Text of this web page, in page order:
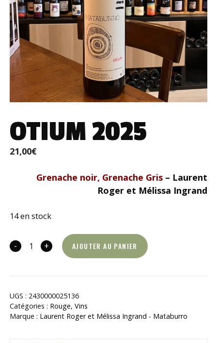
OTIUM 2025
21,00€
Grenache noir, Grenache Gris – Laurent
Roger et Mélissa Ingrand
14 en stock
-
quantité
Otium
2025
+ AJOUTER AU PANIER
UGS : 2430000025136
Catégories : Rouge, Vins
Marque : Laurent Roger et Mélissa Ingrand - Mataburro